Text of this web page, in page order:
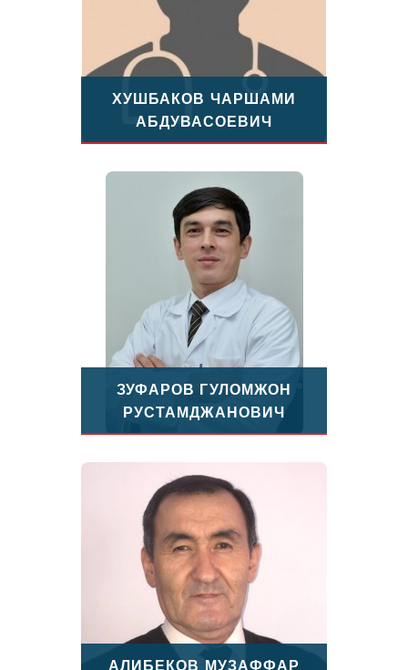
ХУШБАКОВ ЧАРШАМИ
АБДУВАСОЕВИЧ
ЗУФАРОВ ГУЛОМЖОН
РУСТАМДЖАНОВИЧ
АЛИБЕКОВ МУЗАФФАР